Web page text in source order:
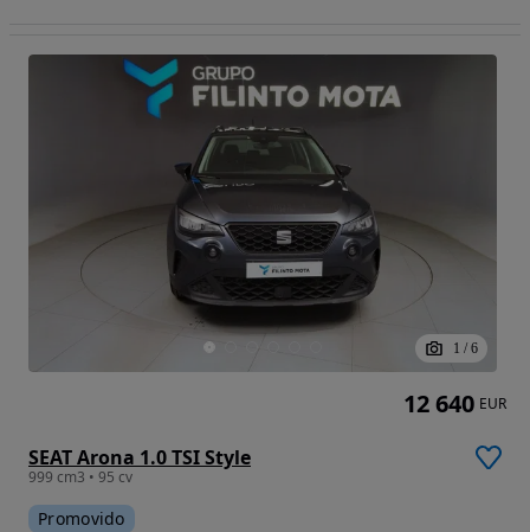
1 / 6
SEAT Arona 1.0 TSI Style
999 cm3 • 95 cv
Promovido
12 640 EUR